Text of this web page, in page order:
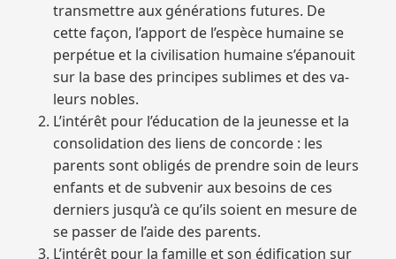
transmettre aux générations futures. De
cette façon, l’apport de l’espèce humaine se
perpétue et la civilisation humaine s’épanouit
sur la base des principes sublimes et des va-
leurs nobles.
L’intérêt pour l’éducation de la jeunesse et la
consolidation des liens de concorde : les
parents sont obligés de prendre soin de leurs
enfants et de subvenir aux besoins de ces
derniers jusqu’à ce qu’ils soient en mesure de
se passer de l’aide des parents.
L’intérêt pour la famille et son édification sur